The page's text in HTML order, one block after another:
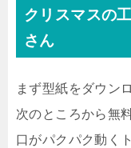
クリスマスの
さん
まず型紙をダウン
次のところから無
口がパクパク動く